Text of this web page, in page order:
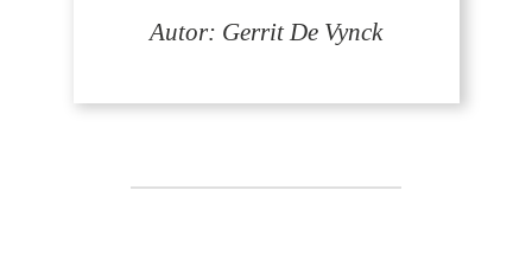
Autor: Gerrit De Vynck